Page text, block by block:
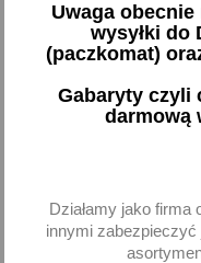
1500lm rozproszone
100x100 Deutsch
Uwaga
wysyłki do
(paczkomat)
Gabaryty czyli
darmową
Działamy jako firma
innymi